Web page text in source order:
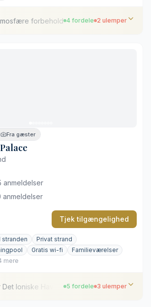
forbeholdt voksne
4 fordele 2 ulemper
Fra gæster
anmeldelser
anmeldelser
Tjek tilgængelighed
stranden
Privat strand
Gratis wi-fi
Familieværelser
mere
Ioniske Hav 5 fordele 3 ulemper